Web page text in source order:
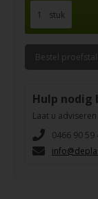
stuk
Bestel
Hulp nodig
Laat u
0466 90 59